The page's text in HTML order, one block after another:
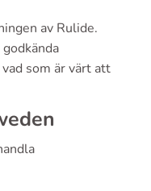
av Rulide.
som är värt att